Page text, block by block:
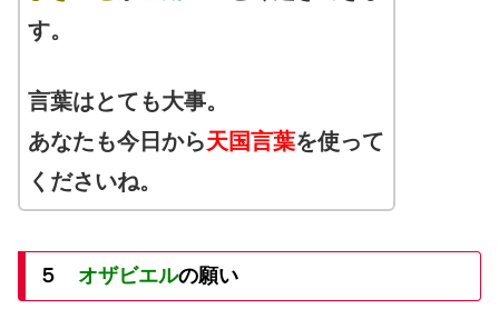
す。
言葉はとても大事。
あなたも今日から天国言葉を使って
くださいね。
５ オザビエルの願い